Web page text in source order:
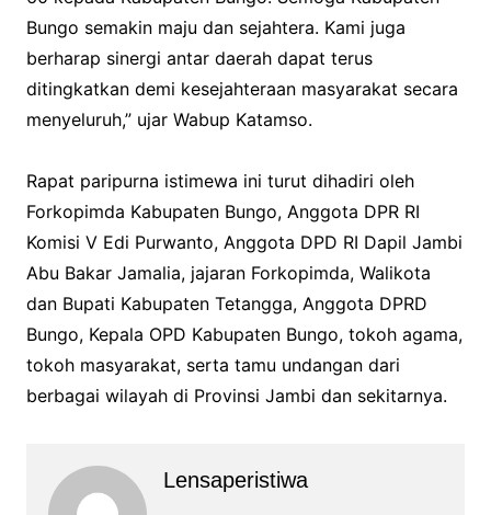
Bungo semakin maju dan sejahtera. Kami juga
berharap sinergi antar daerah dapat terus
ditingkatkan demi kesejahteraan masyarakat secara
menyeluruh,” ujar Wabup Katamso.
‎Rapat paripurna istimewa ini turut dihadiri oleh
Forkopimda Kabupaten Bungo, Anggota DPR RI
Komisi V Edi Purwanto, Anggota DPD RI Dapil Jambi
Abu Bakar Jamalia, jajaran Forkopimda, Walikota
dan Bupati Kabupaten Tetangga, Anggota DPRD
Bungo, Kepala OPD Kabupaten Bungo, tokoh agama,
tokoh masyarakat, serta tamu undangan dari
berbagai wilayah di Provinsi Jambi dan sekitarnya.
Lensaperistiwa